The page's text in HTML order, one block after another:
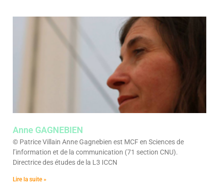
Anne GAGNEBIEN
© Patrice Villain Anne Gagnebien est MCF en Sciences de
l’information et de la communication (71 section CNU).
Directrice des études de la L3 ICCN
Lire la suite »